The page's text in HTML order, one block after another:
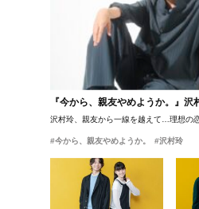
『今から、親友やめようか。』沢
沢村玲、親友から一線を越えて…理想の
#今から、親友やめようか。 #沢村玲